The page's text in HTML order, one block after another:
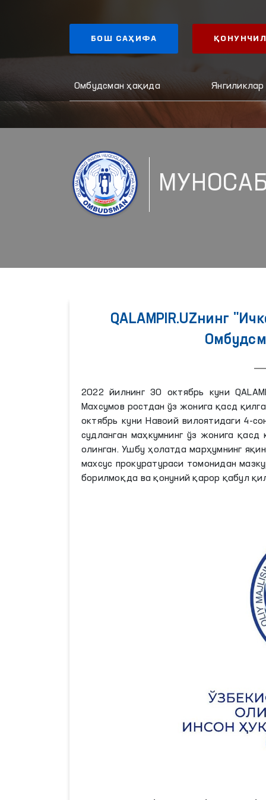
БОШ САҲИФА
Омбудсман ҳақида Янгиликлар
QALAMPIR.UZнинг
2022 йилнинг 30 октябрь куни
Махсумов ростдан ўз жонига қасд
октябрь куни Навоий вилоятидаги 4-
судланган маҳкумнинг ўз жонига
олинган. Ушбу ҳолатда марҳумнинг
махсус прокуратураси томонидан
борилмоқда ва қонуний қарор қабул